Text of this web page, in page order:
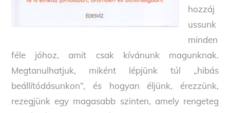
hozzáj
ussunk
minden
féle jóhoz, amit csak kívánunk magunknak.
Megtanulhatjuk, miként lépjünk túl „hibás
beállítódásunkon”, és hogyan éljünk, érezzünk,
rezegjünk egy magasabb szinten, amely rengeteg